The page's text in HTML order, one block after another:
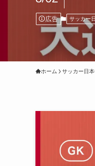
広告 サッカー
ホーム サッカー日